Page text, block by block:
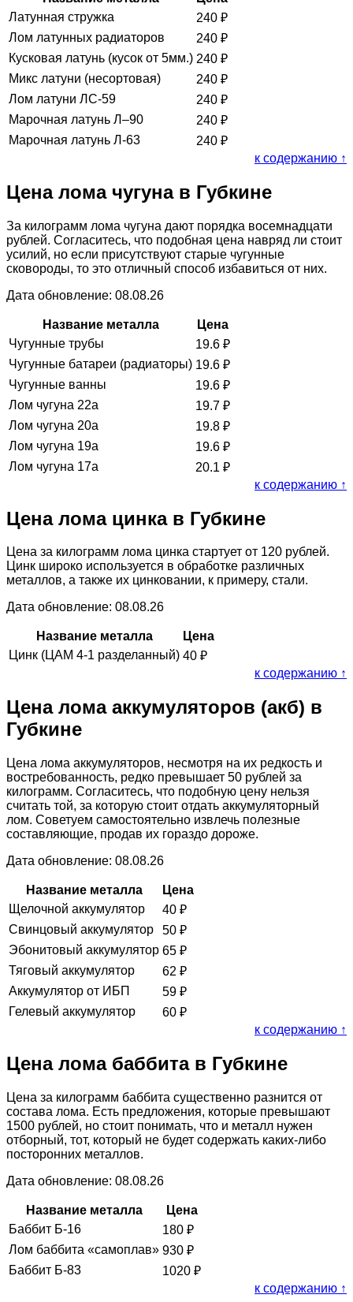
Латунная стружка
240 ₽
Лом латунных радиаторов
240 ₽
Кусковая латунь (кусок от 5мм.) 240 ₽
Микс латуни (несортовая)
240 ₽
Лом латуни ЛС-59
240 ₽
Марочная латунь Л–90
240 ₽
Марочная латунь Л-63
240 ₽
к содержанию ↑
Цена лома чугуна в Губкине
За килограмм лома чугуна дают порядка восемнадцати
рублей. Согласитесь, что подобная цена навряд ли стоит
усилий, но если присутствуют старые чугунные
сковороды, то это отличный способ избавиться от них.
Дата обновление: 08.08.26
Название металла
Цена
Чугунные трубы
19.6 ₽
Чугунные батареи (радиаторы) 19.6 ₽
Чугунные ванны
19.6 ₽
Лом чугуна 22а
19.7 ₽
Лом чугуна 20а
19.8 ₽
Лом чугуна 19а
19.6 ₽
Лом чугуна 17а
20.1 ₽
к содержанию ↑
Цена лома цинка в Губкине
Цена за килограмм лома цинка стартует от 120 рублей.
Цинк широко используется в обработке различных
металлов, а также их цинковании, к примеру, стали.
Дата обновление: 08.08.26
Название металла
Цена
Цинк (ЦАМ 4-1 разделанный) 40 ₽
к содержанию ↑
Цена лома аккумуляторов (акб) в
Губкине
Цена лома аккумуляторов, несмотря на их редкость и
востребованность, редко превышает 50 рублей за
килограмм. Согласитесь, что подобную цену нельзя
считать той, за которую стоит отдать аккумуляторный
лом. Советуем самостоятельно извлечь полезные
составляющие, продав их гораздо дороже.
Дата обновление: 08.08.26
Название металла
Цена
Щелочной аккумулятор
40 ₽
Свинцовый аккумулятор
50 ₽
Эбонитовый аккумулятор 65 ₽
Тяговый аккумулятор
62 ₽
Аккумулятор от ИБП
59 ₽
Гелевый аккумулятор
60 ₽
к содержанию ↑
Цена лома баббита в Губкине
Цена за килограмм баббита существенно разнится от
состава лома. Есть предложения, которые превышают
1500 рублей, но стоит понимать, что и металл нужен
отборный, тот, который не будет содержать каких-либо
посторонних металлов.
Дата обновление: 08.08.26
Название металла
Цена
Баббит Б-16
180 ₽
Лом баббита «самоплав» 930 ₽
Баббит Б-83
1020 ₽
к содержанию ↑